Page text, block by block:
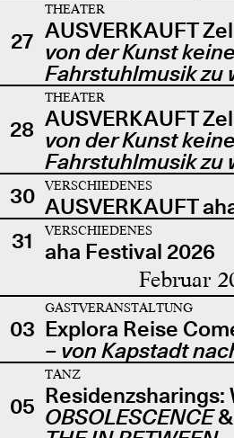
27
THEATER
AUSVERKAUFT
von der Kunst keine
Fahrstuhlmusik zu
28
THEATER
AUSVERKAUFT
von der Kunst keine
Fahrstuhlmusik zu
30
VERSCHIEDENES
AUSVERKAUFT
31
VERSCHIEDENES
aha Festival 2026
Februar
03
GASTVERANSTALTUNG
Explora Reise
– von Kapstadt
05
TANZ
Residenzsharings:
OBSOLESCENCE&